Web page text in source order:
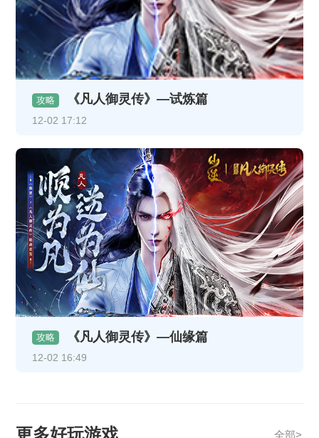
攻略 《凡人御灵传》—试炼篇
12-02 17:12
攻略 《凡人御灵传》—仙缘篇
12-02 16:49
全部>